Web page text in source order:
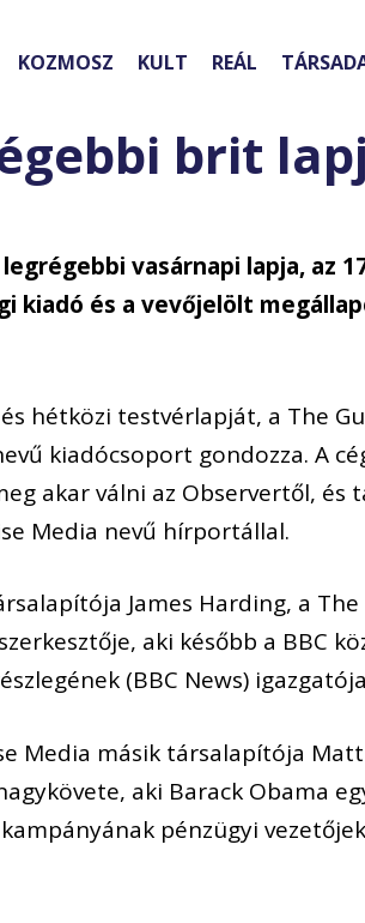
KOZMOSZ KULT REÁL
brit
vasárnapi lapja, az
kiadó és a vevőjelölt
hétközi testvérlapját, a The
kiadócsoport gondozza. A
akar válni az Observertől, és
Media nevű hírportállal.
James Harding, a
aki később a BBC
(BBC News)
Media másik társalapítója
aki Barack Obama
pénzügyi